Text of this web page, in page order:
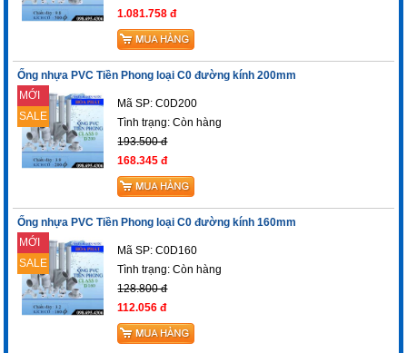
1.081.758 đ
Ống nhựa PVC Tiền Phong loại C0 đường kính 200mm
MỚI
SALE
Mã SP: C0D200
Tình trạng:Còn hàng
193.500 đ
168.345 đ
Ống nhựa PVC Tiền Phong loại C0 đường kính 160mm
MỚI
SALE
Mã SP: C0D160
Tình trạng:Còn hàng
128.800 đ
112.056 đ